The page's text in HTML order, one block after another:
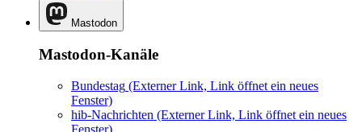
Mastodon
Mastodon-Kanäle
Bundestag (Externer Link, Link öffnet ein neues
Fenster)
hib-Nachrichten (Externer Link, Link öffnet ein neues
Fenster)